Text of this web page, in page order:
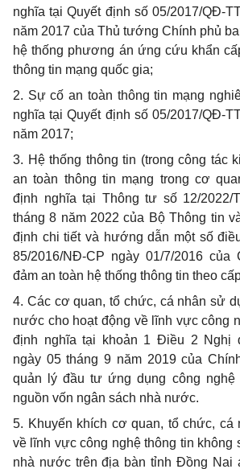
nghĩa tại Quyết định số 05/2017/QĐ-
năm 2017 của Thủ tướng Chính phủ
hệ thống phương án ứng cứu khẩn
thông tin mạng quốc gia;
2. Sự cố an toàn thông tin mạng
nghĩa tại Quyết định số 05/2017/QĐ-
năm 2017;
3. Hệ thống thông tin (trong công tác
an toàn thông tin mạng trong cơ
định nghĩa tại Thông tư số 12/2022/
tháng 8 năm 2022 của Bộ Thông tin
định chi tiết và hướng dẫn một số
85/2016/NĐ-CP ngày 01/7/2016 của
đảm an toàn hệ thống thông tin theo
4. Các cơ quan, tổ chức, cá nhân sử
nước cho hoạt động về lĩnh vực công
định nghĩa tại khoản 1 Điều 2 Nghị
ngày 05 tháng 9 năm 2019 của
quản lý đầu tư ứng dụng công nghệ
nguồn vốn ngân sách nhà nước.
5. Khuyến khích cơ quan, tổ chức, cá
về lĩnh vực công nghệ thông tin không
nhà nước trên địa bàn tỉnh Đồng Nai